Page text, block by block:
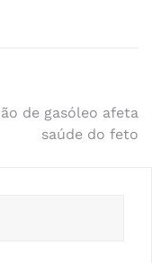
de gasóleo afeta
saúde do feto